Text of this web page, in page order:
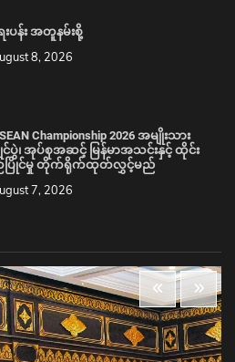
ေးပန်း အတူနမ်းစို့
8, 2026
Championship 2026 အမျိုးသား
ပွဲ၊ အုပ်စုအဆင့် မြန်မာအသင်းနှင့် ထိုင်း
ပြိုင်မှု တိုက်ရိုက်ထုတ်လွှင့်မည်
7, 2026